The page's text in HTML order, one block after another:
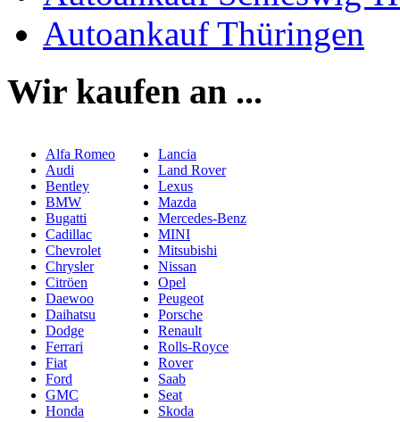
Autoankauf Thüringen
Wir kaufen an ...
Alfa Romeo
Audi
Bentley
BMW
Bugatti
Cadillac
Chevrolet
Chrysler
Citröen
Daewoo
Daihatsu
Dodge
Ferrari
Fiat
Ford
GMC
Honda
Lancia
Land Rover
Lexus
Mazda
Mercedes-Benz
MINI
Mitsubishi
Nissan
Opel
Peugeot
Porsche
Renault
Rolls-Royce
Rover
Saab
Seat
Skoda